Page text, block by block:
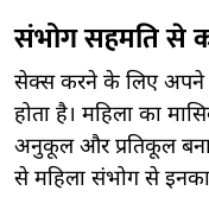
संभोग सहमति से
सेक्स करने के लिए अपने
होता है। महिला का
अनुकूल और प्रतिकूल
से महिला संभोग से